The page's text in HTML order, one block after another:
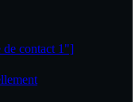
de contact 1"]